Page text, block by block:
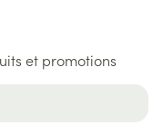
et promotions